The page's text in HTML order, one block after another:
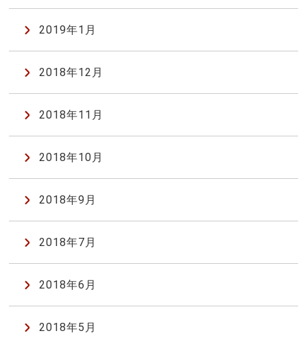
2019年1月
2018年12月
2018年11月
2018年10月
2018年9月
2018年7月
2018年6月
2018年5月